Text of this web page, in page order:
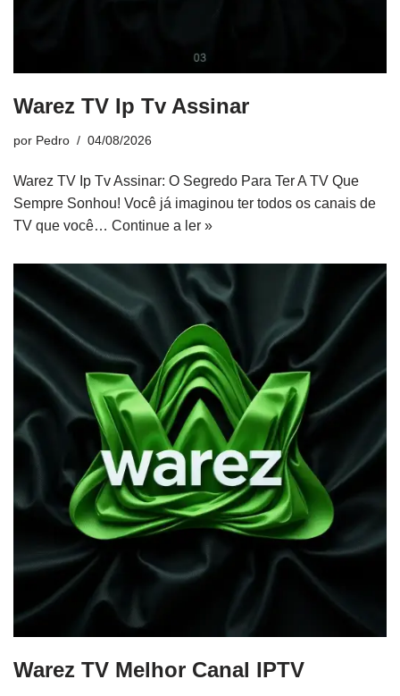
Warez TV Ip Tv Assinar
por Pedro 04/08/2026
Warez TV Ip Tv Assinar: O Segredo Para Ter A TV Que
Sempre Sonhou! Você já imaginou ter todos os canais de
TV que você… Continue a ler »
Warez TV Melhor Canal IPTV